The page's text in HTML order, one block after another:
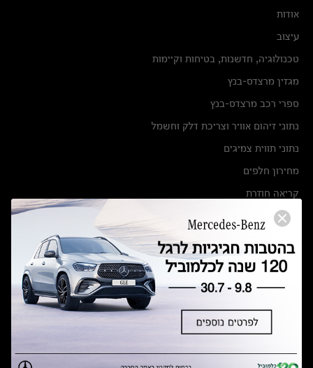
אודות
עיצוב
טכנולוגיה, חדשנות, בטיחות וקיימות
מגזין מרצדס-בנץ
ספרי רכב מרצדס-בנץ
נתוני זיהום אוויר וצריכת דלק וחשמל
נתוני תווית צמיגים
מחירון חלפים
קריאה חוזרת
הודעה על הטבות לרכבי מרצדס בהסדר פשרה בתצ 56447-02-19
תקנון ימי מכירות 120 לכלמוביל
מצאו אותנו
אולמות תצוגה